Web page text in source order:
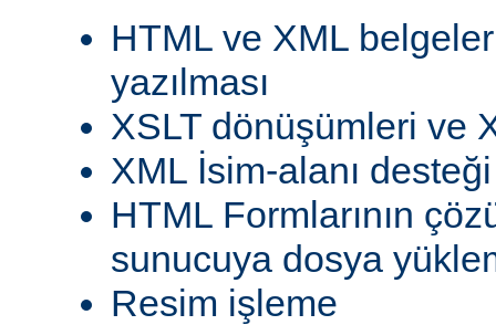
HTML ve XML
yazılması
XSLT dönüşümleri ve
XML İsim-alanı desteği
HTML Formlarının
sunucuya dosya
Resim işleme